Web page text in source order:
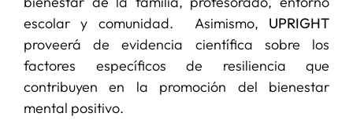
escolar y comunidad. Asimismo, UPRIGHT
proveerá de evidencia científica sobre los
factores específicos de resiliencia que
contribuyen en la promoción del bienestar
mental positivo.